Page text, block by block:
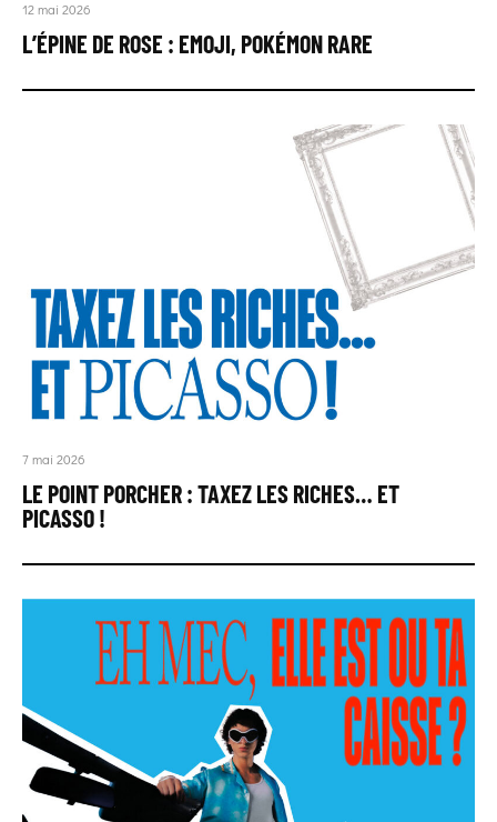
12 mai 2026
L’ÉPINE DE ROSE : EMOJI, POKÉMON RARE
7 mai 2026
LE POINT PORCHER : TAXEZ LES RICHES… ET
PICASSO !